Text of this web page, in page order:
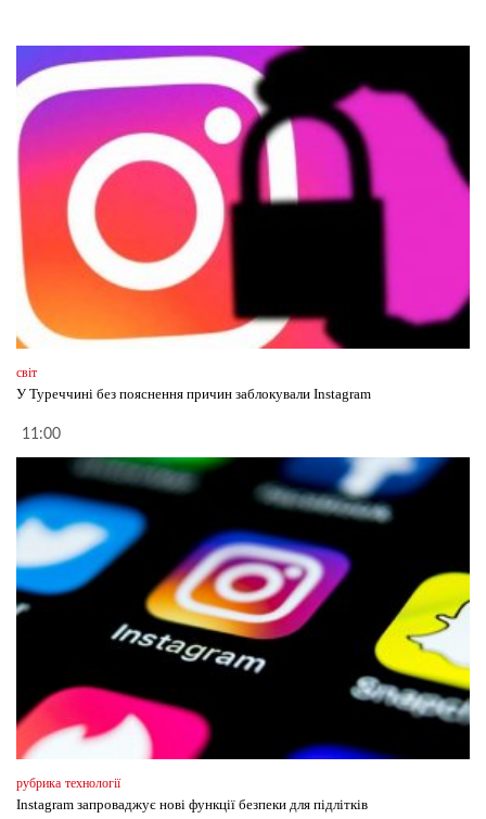
світ
У Туреччині без пояснення причин заблокували Instagram
11:00
рубрика технології
Instagram запроваджує нові функції безпеки для підлітків